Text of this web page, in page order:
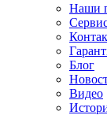
Наши
Блог
Видео